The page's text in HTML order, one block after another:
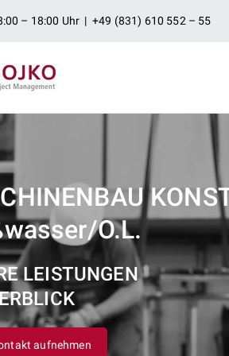
– 18:00 Uhr | +49 (831) 610 552 – 55
O.L.
LEISTUNGEN
aufnehmen